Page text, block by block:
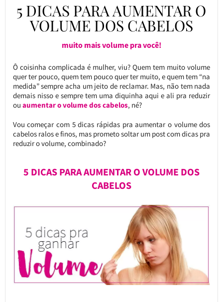
5 DICAS PARA AUMENTAR O
VOLUME DOS CABELOS
muito mais volume pra você!
Ô coisinha complicada é mulher, viu? Quem tem muito volume
quer ter pouco, quem tem pouco quer ter muito, e quem tem “na
medida” sempre acha um jeito de reclamar. Mas, não tem nada
demais nisso e sempre tem uma diquinha aqui e ali pra reduzir
ou aumentar o volume dos cabelos, né?
Vou começar com 5 dicas rápidas pra aumentar o volume dos
cabelos ralos e finos, mas prometo soltar um post com dicas pra
reduzir o volume, combinado?
5 DICAS PARA AUMENTAR O VOLUME DOS
CABELOS